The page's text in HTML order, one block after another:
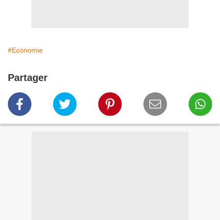
#Economie
Partager